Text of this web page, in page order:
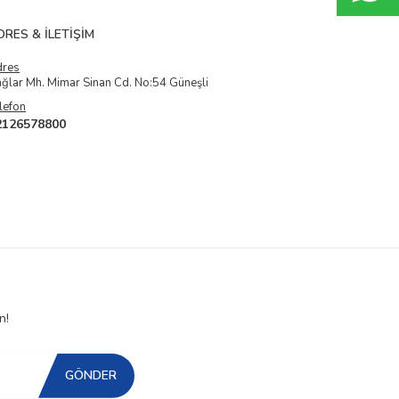
& İLETIŞIM
Mh. Mimar Sinan Cd. No:54 Güneşli
GÖNDER